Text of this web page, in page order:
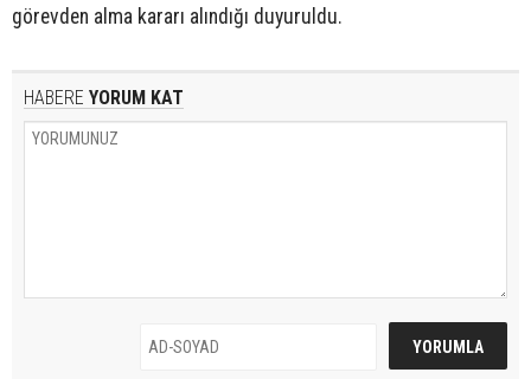
görevden alma kararı alındığı duyuruldu.
HABERE YORUM KAT